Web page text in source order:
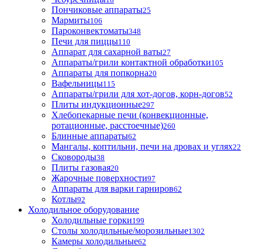
Пончиковые аппараты25
Мармиты106
Пароконвектоматы348
Печи для пиццы110
Аппарат для сахарной ваты27
Аппараты/грили контактной обработки105
Аппараты для попкорна20
Вафельницы115
Аппараты/грили для хот-догов, корн-догов52
Плиты индукционные297
Хлебопекарные печи (конвекционные,
ротационные, расстоечные)260
Блинные аппараты62
Мангалы, коптильни, печи на дровах и углях22
Сковороды38
Плиты газовая20
Жарочные поверхности97
Аппараты для варки гарниров62
Котлы92
Холодильное оборудование
Холодильные горки199
Столы холодильные/морозильные1302
Камеры холодильные62